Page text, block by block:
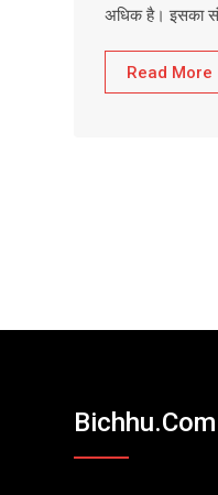
अधिक है। इसका
Read More
Bichhu.com